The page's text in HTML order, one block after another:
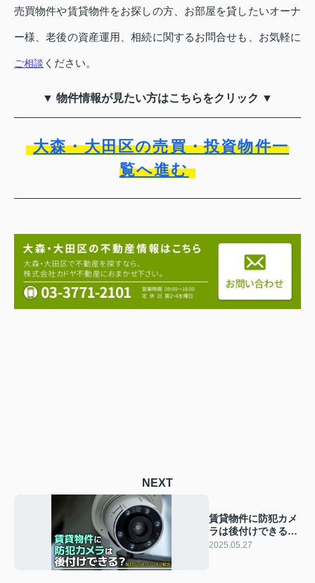
売買物件や賃貸物件をお探しの方、お部屋を貸したいオーナ
ー様、老後の資産運用、相続に関するお問合せも、お気軽に
ご相談 ください。
▼ 物件情報が見たい方はこちらをクリック ▼
大森・大田区の売買・投資物件一
覧へ進む
NEXT
賃貸物件に防犯カメ
ラは後付けできる？
防犯グッズについて
2025.05.27